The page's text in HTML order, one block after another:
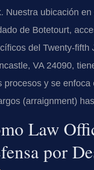
Nuestra ubicación
de Botetourt,
del Twenty-fifth
VA 24090,
procesos y se
(arraignment)
Law
por